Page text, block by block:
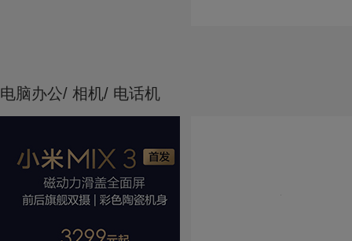
电脑办公/ 相机/ 电话机